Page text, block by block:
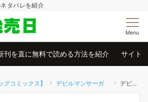
タバレを紹介
Menu
刊を直に無料で読める方法を紹介 サイト
グコミックス】 デビルマンサーガ デビルマンサーガ【107話】最新話のネタバレ「鎧の意識」内容と感想